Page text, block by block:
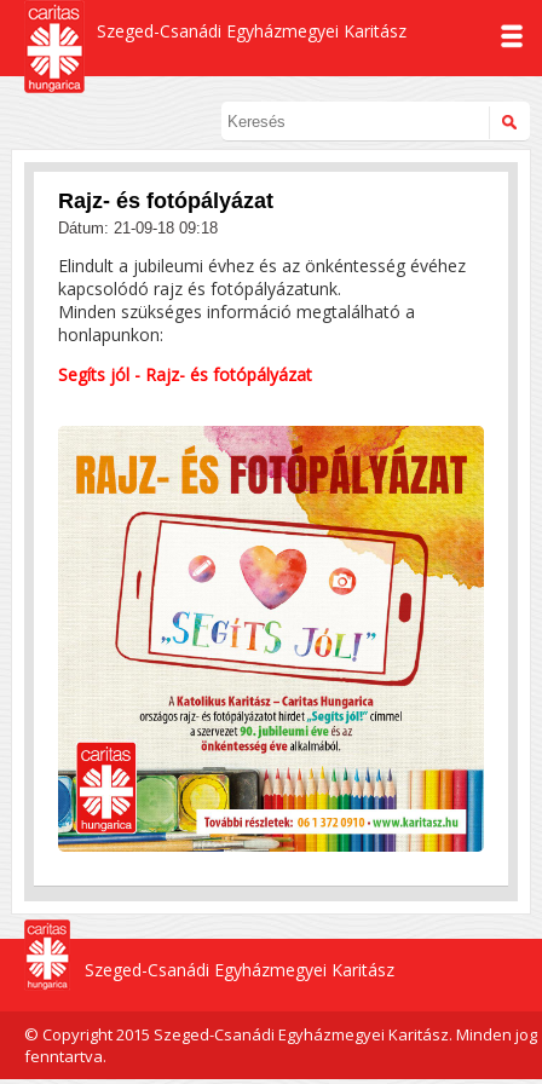
Szeged-Csanádi Egyházmegyei Karitász
Rajz- és fotópályázat
Dátum: 21-09-18 09:18
Elindult a jubileumi évhez és az önkéntesség évéhez
kapcsolódó rajz és fotópályázatunk.
Minden szükséges információ megtalálható a
honlapunkon:
Segíts jól - Rajz- és fotópályázat
Szeged-Csanádi Egyházmegyei Karitász
© Copyright 2015 Szeged-Csanádi Egyházmegyei Karitász. Minden jog
fenntartva.